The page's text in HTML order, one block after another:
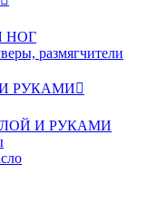
НОГ
размягчители
РУКАМИ
И РУКАМИ